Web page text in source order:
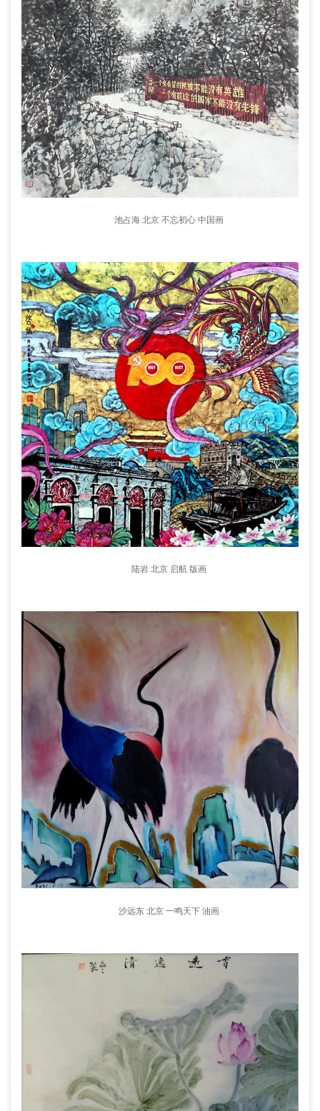
池占海 北京 不忘初心 中国画
陆岩 北京 启航 版画
沙远东 北京 一鸣天下 油画